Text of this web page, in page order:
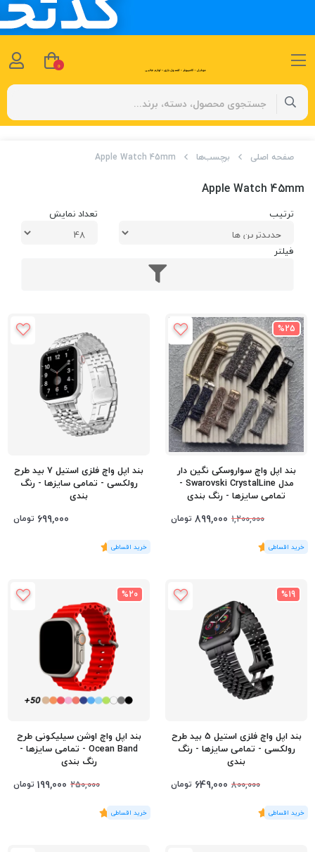
صفحه اصلی برچسب‌ها Apple Watch 45mm
Apple Watch 45mm
ترتیب تعداد نمایش
فیلتر
%25
بند اپل واچ سواروسکی نگین دار
مدل Swarovski CrystalLine -
تمامی سایزها - رنگ بندی
1,200,000
899,000 تومان
(1رای)
5
بند اپل واچ فلزی استیل 7 بید طرح
رولکسی - تمامی سایزها - رنگ
بندی
699,000 تومان
(1رای)
5
%19
بند اپل واچ فلزی استیل 5 بید طرح
رولکسی - تمامی سایزها - رنگ
بندی
800,000
649,000 تومان
(1رای)
5
%20
بند اپل واچ اوشن سیلیکونی طرح
Ocean Band - تمامی سایزها -
رنگ بندی
250,000
199,000 تومان
(2 رای)
4
0